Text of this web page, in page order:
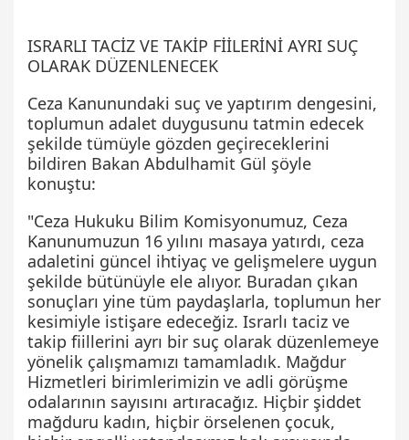
ISRARLI TACİZ VE TAKİP FİİLERİNİ AYRI SUÇ
OLARAK DÜZENLENECEK
Ceza Kanunundaki suç ve yaptırım dengesini,
toplumun adalet duygusunu tatmin edecek
şekilde tümüyle gözden geçireceklerini
bildiren Bakan Abdulhamit Gül şöyle
konuştu:
"Ceza Hukuku Bilim Komisyonumuz, Ceza
Kanunumuzun 16 yılını masaya yatırdı, ceza
adaletini güncel ihtiyaç ve gelişmelere uygun
şekilde bütünüyle ele alıyor. Buradan çıkan
sonuçları yine tüm paydaşlarla, toplumun her
kesimiyle istişare edeceğiz. Israrlı taciz ve
takip fiillerini ayrı bir suç olarak düzenlemeye
yönelik çalışmamızı tamamladık. Mağdur
Hizmetleri birimlerimizin ve adli görüşme
odalarının sayısını artıracağız. Hiçbir şiddet
mağduru kadın, hiçbir örselenen çocuk,